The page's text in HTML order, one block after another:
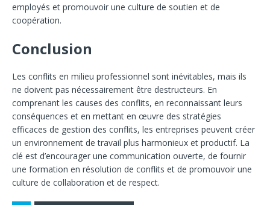
employés et promouvoir une culture de soutien et de
coopération.
Conclusion
Les conflits en milieu professionnel sont inévitables, mais ils
ne doivent pas nécessairement être destructeurs. En
comprenant les causes des conflits, en reconnaissant leurs
conséquences et en mettant en œuvre des stratégies
efficaces de gestion des conflits, les entreprises peuvent créer
un environnement de travail plus harmonieux et productif. La
clé est d’encourager une communication ouverte, de fournir
une formation en résolution de conflits et de promouvoir une
culture de collaboration et de respect.